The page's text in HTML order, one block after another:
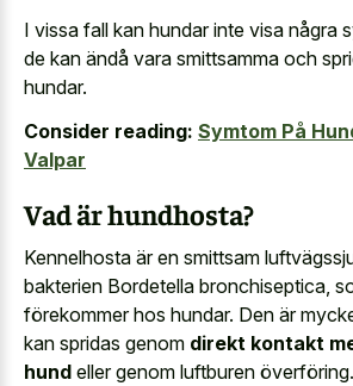
I vissa fall kan hundar inte visa några
de kan ändå vara smittsamma och
hundar.
Consider reading: Symtom På
Valpar
Vad är hundhosta?
Kennelhosta är en smittsam
bakterien Bordetella bronchiseptica,
förekommer hos hundar. Den är
kan spridas genom direkt kontakt
hund eller genom luftburen överföring.